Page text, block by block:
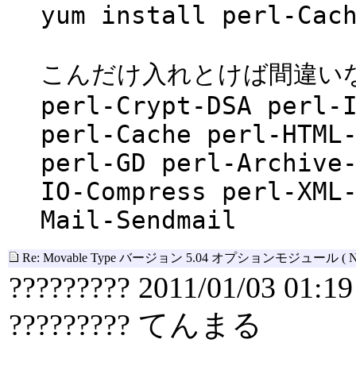
yum install perl-
こんだけ入れとけば間違い
perl-Crypt-DSA perl-
perl-Cache perl-
perl-GD perl-
IO-Compress perl-
Mail-Sendmail
Re: Movable Type バージョン 5.04 オプションモジュール (
????????? 2011/01/03 01:19
????????? てんまる